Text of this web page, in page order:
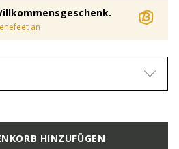
an
HINZUFÜGEN